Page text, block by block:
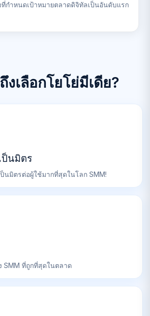
ที่กำหนดเป้าหมายตลาดดิจิทัลเป็นอันดับแรก
งเลือกโยโย่มีเดีย?
นมิตร
นมิตรต่อผู้ใช้มากที่สุดในโลก SMM!
SMM ที่ถูกที่สุดในตลาด